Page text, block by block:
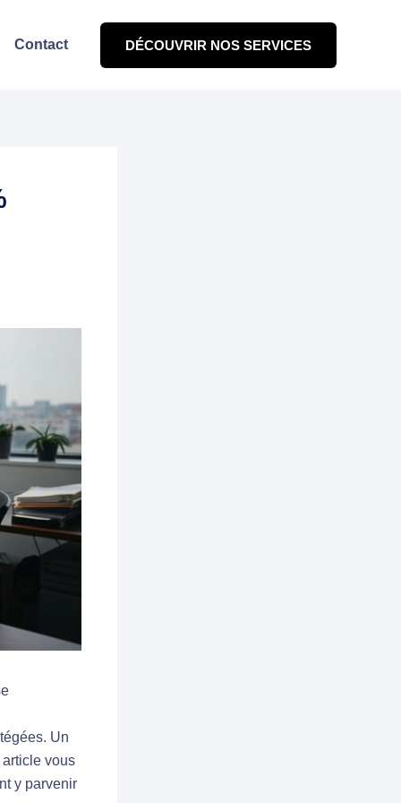
Contact DÉCOUVRIR NOS SERVICES
Un
vous
y parvenir